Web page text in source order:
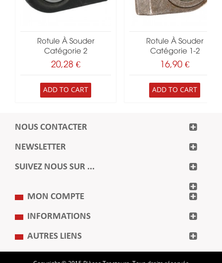
Rotule À Souder
Catégorie 2
20,28 €
ADD TO CART
Rotule À Souder
Catégorie 1-2
16,90 €
ADD TO CART
NOUS CONTACTER
NEWSLETTER
SUIVEZ NOUS SUR ...
MON COMPTE
INFORMATIONS
AUTRES LIENS